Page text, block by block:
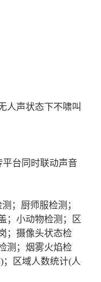
人声状态下不啸叫
台同时联动声音
；厨师服检测；
；小动物检测；区
；摄像头状态检
测；烟雾火焰检
区域人数统计(人